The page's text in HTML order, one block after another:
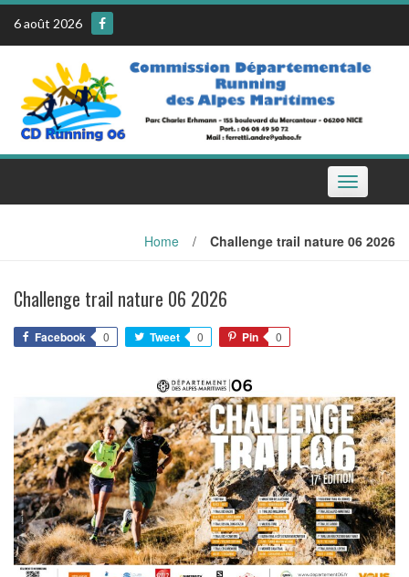
Skip
content
6 août 2026
Toggle
navigation
Home / Challenge trail nature 06 2026
Challenge trail nature 06 2026
Facebook 0 Tweet 0 Pin 0